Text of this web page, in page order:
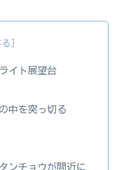
イト展望台
中を突っ切る
ンチョウが間近に